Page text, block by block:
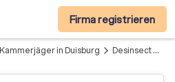
Firma registrieren
Kammerjäger in Duisburg arrow_forward_ios Desinsect Schädlingsbekämpfung